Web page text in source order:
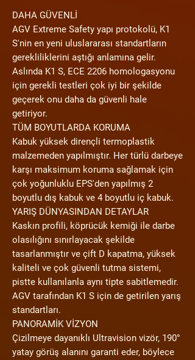
DAHA GÜVENLİ
AGV Extreme Safety yapı protokolü, K1
S'nin en yeni uluslararası standartların
gerekliliklerini aştığı anlamına gelir.
Aslında K1 S, ECE 2206 homologasyonu
için gerekli testleri çok iyi bir şekilde
geçerek onu daha da güvenli hale
getiriyor.
TÜM BOYUTLARDA KORUMA
Kabuk yüksek dirençli termoplastik
malzemeden yapılmıştır. Her türlü darbeye
karşı maksimum koruma sağlamak için
çok yoğunluklu EPS'den yapılmış 2
boyutlu dış kabuk ve 4 boyutlu iç kabuk.
YARIŞ DÜNYASINDAN DETAYLAR
Kaskın profili, köprücük kemiği ile darbe
olasılığını sınırlayacak şekilde
tasarlanmıştır ve çift D kapatma, yüksek
kaliteli ve çok güvenli tutma sistemi,
pistte kullanılanla aynı tipte sabitlemedir.
AGV tarafından K1 S için de getirilen yarış
standartları.
PANORAMİK VİZYON
Çizilmeye dayanıklı Ultravision vizör, 190°
yatay görüş alanını garanti eder, böylece